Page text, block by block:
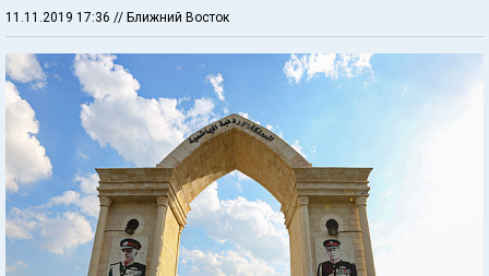
11.11.2019 17:36 // Ближний Восток